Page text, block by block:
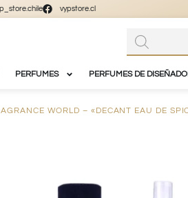
vypstore.cl
PERFUMES PERFUMES DE
WORLD – «DECANT EAU DE